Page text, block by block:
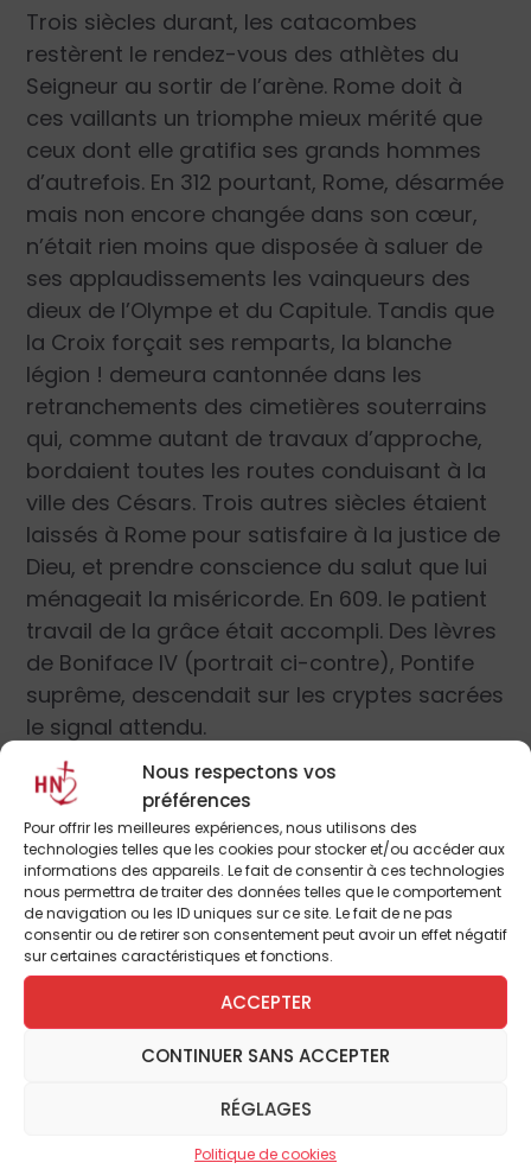
Nous respectons vos
préférences
Pour offrir les meilleures expériences, nous utilisons des
technologies telles que les cookies pour stocker et/ou accéder aux
informations des appareils. Le fait de consentir à ces technologies
nous permettra de traiter des données telles que le comportement
de navigation ou les ID uniques sur ce site. Le fait de ne pas
consentir ou de retirer son consentement peut avoir un effet négatif
sur certaines caractéristiques et fonctions.
ACCEPTER
CONTINUER SANS ACCEPTER
RÉGLAGES
Politique de cookies
Trois siècles durant, les catacombes
restèrent le rendez-vous des athlètes du
Seigneur au sortir de l’arène. Rome doit à
ces vaillants un triomphe mieux mérité que
ceux dont elle gratifia ses grands hommes
d’autrefois. En 312 pourtant, Rome, désarmée
mais non encore changée dans son cœur,
n’était rien moins que disposée à saluer de
ses applaudissements les vainqueurs des
dieux de l’Olympe et du Capitule. Tandis que
la Croix forçait ses remparts, la blanche
légion ! demeura cantonnée dans les
retranchements des cimetières souterrains
qui, comme autant de travaux d’approche,
bordaient toutes les routes conduisant à la
ville des Césars. Trois autres siècles étaient
laissés à Rome pour satisfaire à la justice de
Dieu, et prendre conscience du salut que lui
ménageait la miséricorde. En 609. le patient
travail de la grâce était accompli. Des lèvres
de Boniface IV (portrait ci-contre), Pontife
suprême, descendait sur les cryptes sacrées
le signal attendu.
Heure solennelle, prélude de celle que la
trompette de l’Ange doit un jour annoncer
par les sépulcres de l’univers (Sequ. Dies
irœ) ! C’est dans la majesté apostolique,
c’est entouré d’un peuple immense, que le
successeur de Pierre, que l’héritier du crucifié
de Néron, se présente aux portes des
catacombes. Ornés avec magnificence,
vingt-huit chars l’accompagnent, et il convie
triomphale s’ouvre devant les Saints ; les fils
des Quirites chantent à leur honneur :